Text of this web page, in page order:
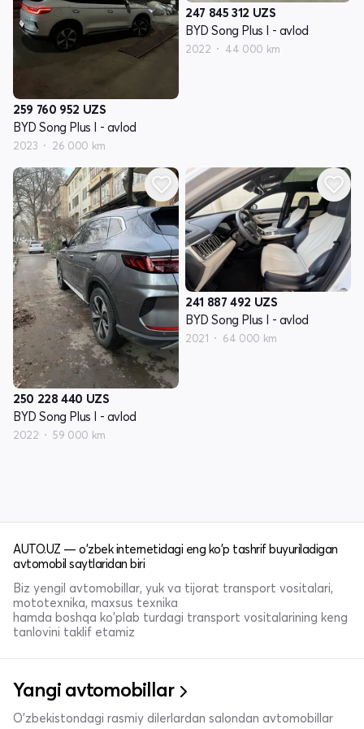
259 760 952 UZS
BYD Song Plus I - avlod
2023 26 000 km
247 845 312 UZS
BYD Song Plus I - avlod
2022 44 000 km
250 228 440 UZS
BYD Song Plus I - avlod
2022 59 000 km
241 887 492 UZS
BYD Song Plus I - avlod
2021 64 000 km
AUTO.UZ — o'zbek internetidagi eng ko'p tashrif buyuriladigan
avtomobil saytlaridan biri
Biz yengil avtomobillar, yuk va tijorat transport vositalari,
mototexnika, maxsus texnika
hamda boshqa ko'plab turdagi transport vositalarining keng
tanlovini taklif etamiz
Yangi avtomobillar
O'zbekistondagi rasmiy dilerlardan salondan avtomobillar